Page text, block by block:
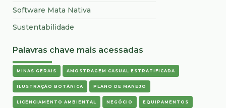
Software Mata Nativa
Sustentabilidade
Palavras chave mais acessadas
MINAS GERAIS AMOSTRAGEM CASUAL ESTRATIFICADA
ILUSTRAÇÃO BOTÂNICA PLANO DE MANEJO
LICENCIAMENTO AMBIENTAL NEGÓCIO EQUIPAMENTOS